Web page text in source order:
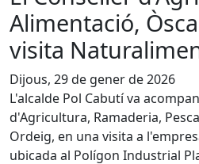
Alimentació,
visita
Dijous, 29 de gener de 2026
L'alcalde Pol Cabutí va
d'Agricultura, Ramaderia,
Ordeig, en una visita a
ubicada al Polígon Industrial